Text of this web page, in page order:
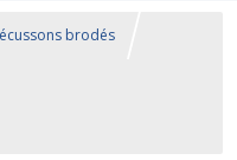
brodés